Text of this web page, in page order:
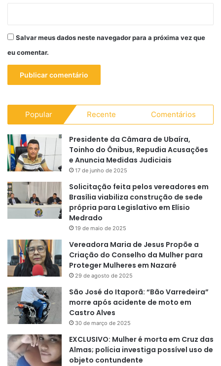
Salvar meus dados neste navegador para a próxima vez que
eu comentar.
Popular Recente Comentários
Presidente da Câmara de Ubaíra,
Toinho do Ônibus, Repudia Acusações
e Anuncia Medidas Judiciais
17 de junho de 2025
Solicitação feita pelos vereadores em
Brasília viabiliza construção de sede
própria para Legislativo em Elísio
Medrado
19 de maio de 2025
Vereadora Maria de Jesus Propõe a
Criação do Conselho da Mulher para
Proteger Mulheres em Nazaré
29 de agosto de 2025
São José do Itaporã: “Bão Varredeira”
morre após acidente de moto em
Castro Alves
30 de março de 2025
EXCLUSIVO: Mulher é morta em Cruz das
Almas; polícia investiga possível uso de
objeto contundente